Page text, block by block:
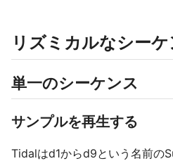
リズミカルなシー
単一のシーケンス
サンプルを再生する
Tidalはd1からd9という名前の